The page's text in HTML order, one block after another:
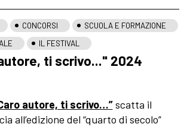
CONCORSI
SCUOLA E FORMAZIONE
IL FESTIVAL
ti scrivo..." 2024
autore, ti scrivo…”scatta il
all’edizione del “quarto di secolo”